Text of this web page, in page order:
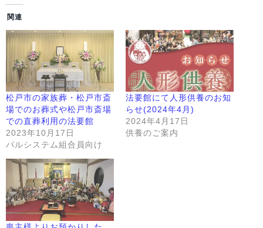
関連
松戸市の家族葬・松戸市斎
場でのお葬式や松戸市斎場
での直葬利用の法要館
2023年10月17日
パルシステム組合員向け
法要館にて人形供養のお知
らせ(2024年4月)
2024年4月17日
供養のご案内